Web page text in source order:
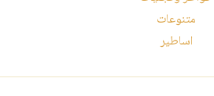
متنوعات
اساطير